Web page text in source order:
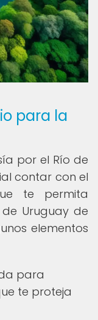
para la
por el Río de
contar con el
te permita
Uruguay de
elementos
para
te proteja